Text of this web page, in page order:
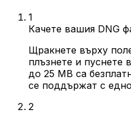
1
Качете вашия DNG
Щракнете върху
плъзнете и пуснете
до 25 MB са
се поддържат с
2